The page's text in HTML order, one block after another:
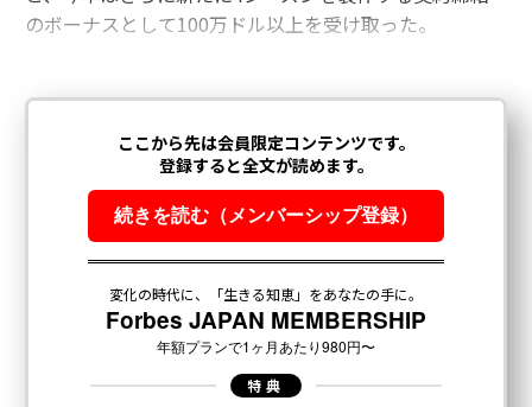
のボーナスとして100万ドル以上を受け取った。